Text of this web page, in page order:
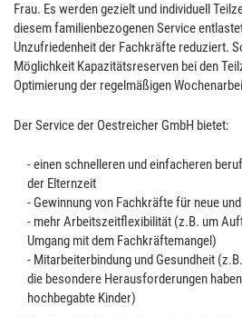
Frau. Es werden gezielt und individuell
diesem familienbezogenen Service
Unzufriedenheit der Fachkräfte reduziert.
Möglichkeit Kapazitätsreserven bei den
Optimierung der regelmäßigen
Der Service der Oestreicher GmbH bietet:
- einen schnelleren und einfacheren
der Elternzeit
- Gewinnung von Fachkräfte für neue
- mehr Arbeitszeitflexibilität (z.B. um
Umgang mit dem Fachkräftemangel)
- Mitarbeiterbindung und Gesundheit
die besondere Herausforderungen
hochbegabte Kinder)